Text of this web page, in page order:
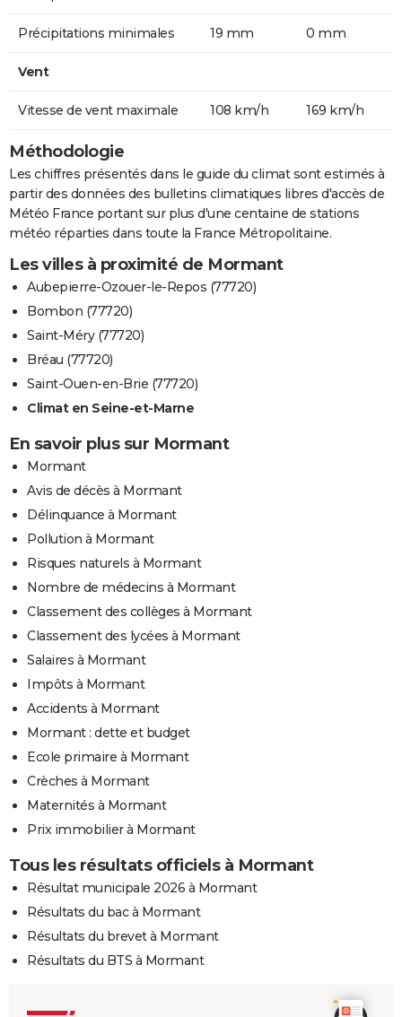
Précipitations minimales 19 mm 0 mm
Vent
Vitesse de vent maximale 108 km/h 169 km/h
Méthodologie
Les chiffres présentés dans le guide du climat sont estimés à
partir des données des bulletins climatiques libres d'accès de
Météo France portant sur plus d'une centaine de stations
météo réparties dans toute la France Métropolitaine.
Les villes à proximité de Mormant
Aubepierre-Ozouer-le-Repos (77720)
Bombon (77720)
Saint-Méry (77720)
Bréau (77720)
Saint-Ouen-en-Brie (77720)
Climat en Seine-et-Marne
En savoir plus sur Mormant
Mormant
Avis de décès à Mormant
Délinquance à Mormant
Pollution à Mormant
Risques naturels à Mormant
Nombre de médecins à Mormant
Classement des collèges à Mormant
Classement des lycées à Mormant
Salaires à Mormant
Impôts à Mormant
Accidents à Mormant
Mormant : dette et budget
Ecole primaire à Mormant
Crèches à Mormant
Maternités à Mormant
Prix immobilier à Mormant
Tous les résultats officiels à Mormant
Résultat municipale 2026 à Mormant
Résultats du bac à Mormant
Résultats du brevet à Mormant
Résultats du BTS à Mormant